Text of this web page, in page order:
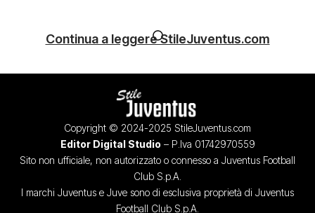
Continua a leggere StileJuventus.com
Copyright © 2024-2025 StileJuventus.com
Editor Digital Studio – P.Iva 01742970559
Sito non ufficiale, non autorizzato o connesso a Juventus Football
Club S.p.A.
I marchi Juventus e Juve sono di esclusiva proprietà di Juventus
Football Club S.p.A.